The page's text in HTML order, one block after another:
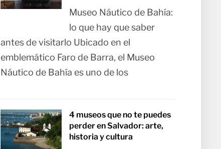
Museo Náutico de Bahía:
lo que hay que saber
antes de visitarlo Ubicado en el
emblemático Faro de Barra, el Museo
Náutico de Bahía es uno de los
4 museos que no te puedes
perder en Salvador: arte,
historia y cultura